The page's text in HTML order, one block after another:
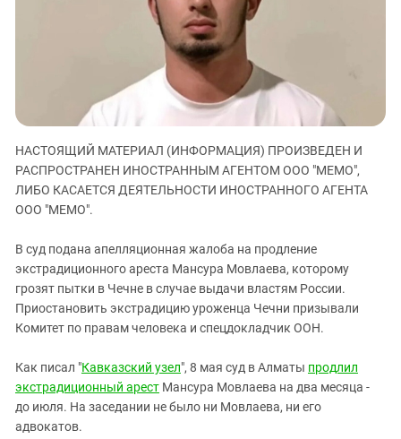
ЗАСТАВЛЯЕТ
КАВКАЗ ЗА ПАЛЕСТИНУ
ИНАКОМЫСЛИЕ В ЧЕЧНЕ
ПРЕСЛЕДОВАНИЕ АКТИВИСТОВ
МОБИЛИЗАЦИЯ И ПРОТЕСТЫ
Карачаево-Черкесия
Краснодарский край
Российская Федерация
Северная Осетия - Алания
СКФО
Южная Осетия
Южный Кавказ
ЮФО
НАСТОЯЩИЙ МАТЕРИАЛ (ИНФОРМАЦИЯ) ПРОИЗВЕДЕН И
РАСПРОСТРАНЕН ИНОСТРАННЫМ АГЕНТОМ ООО "МЕМО",
ЛИБО КАСАЕТСЯ ДЕЯТЕЛЬНОСТИ ИНОСТРАННОГО АГЕНТА
ООО "МЕМО".
В суд подана апелляционная жалоба на продление
экстрадиционного ареста Мансура Мовлаева, которому
грозят пытки в Чечне в случае выдачи властям России.
Приостановить экстрадицию уроженца Чечни призывали
Комитет по правам человека и спецдокладчик ООН.
Как писал "Кавказский узел", 8 мая суд в Алматы продлил
экстрадиционный арест Мансура Мовлаева на два месяца -
до июля. На заседании не было ни Мовлаева, ни его
адвокатов.